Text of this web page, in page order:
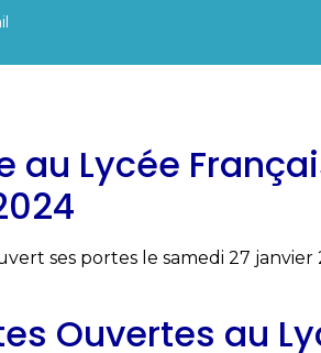
au Lycée
ses portes le samedi 27
Ouvertes au